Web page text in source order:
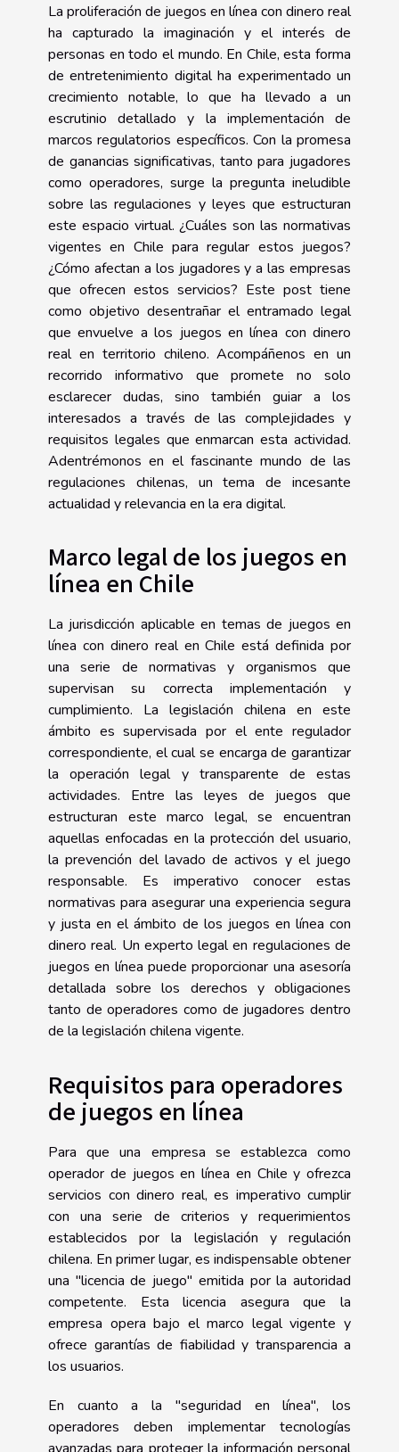
La proliferación de juegos en línea con dinero real
ha capturado la imaginación y el interés de
personas en todo el mundo. En Chile, esta forma
de entretenimiento digital ha experimentado un
crecimiento notable, lo que ha llevado a un
escrutinio detallado y la implementación de
marcos regulatorios específicos. Con la promesa
de ganancias significativas, tanto para jugadores
como operadores, surge la pregunta ineludible
sobre las regulaciones y leyes que estructuran
este espacio virtual. ¿Cuáles son las normativas
vigentes en Chile para regular estos juegos?
¿Cómo afectan a los jugadores y a las empresas
que ofrecen estos servicios? Este post tiene
como objetivo desentrañar el entramado legal
que envuelve a los juegos en línea con dinero
real en territorio chileno. Acompáñenos en un
recorrido informativo que promete no solo
esclarecer dudas, sino también guiar a los
interesados a través de las complejidades y
requisitos legales que enmarcan esta actividad.
Adentrémonos en el fascinante mundo de las
regulaciones chilenas, un tema de incesante
actualidad y relevancia en la era digital.
Marco legal de los juegos en
línea en Chile
La jurisdicción aplicable en temas de juegos en
línea con dinero real en Chile está definida por
una serie de normativas y organismos que
supervisan su correcta implementación y
cumplimiento. La legislación chilena en este
ámbito es supervisada por el ente regulador
correspondiente, el cual se encarga de garantizar
la operación legal y transparente de estas
actividades. Entre las leyes de juegos que
estructuran este marco legal, se encuentran
aquellas enfocadas en la protección del usuario,
la prevención del lavado de activos y el juego
responsable. Es imperativo conocer estas
normativas para asegurar una experiencia segura
y justa en el ámbito de los juegos en línea con
dinero real. Un experto legal en regulaciones de
juegos en línea puede proporcionar una asesoría
detallada sobre los derechos y obligaciones
tanto de operadores como de jugadores dentro
de la legislación chilena vigente.
Requisitos para operadores
de juegos en línea
Para que una empresa se establezca como
operador de juegos en línea en Chile y ofrezca
servicios con dinero real, es imperativo cumplir
con una serie de criterios y requerimientos
establecidos por la legislación y regulación
chilena. En primer lugar, es indispensable obtener
una "licencia de juego" emitida por la autoridad
competente. Esta licencia asegura que la
empresa opera bajo el marco legal vigente y
ofrece garantías de fiabilidad y transparencia a
los usuarios.
En cuanto a la "seguridad en línea", los
operadores deben implementar tecnologías